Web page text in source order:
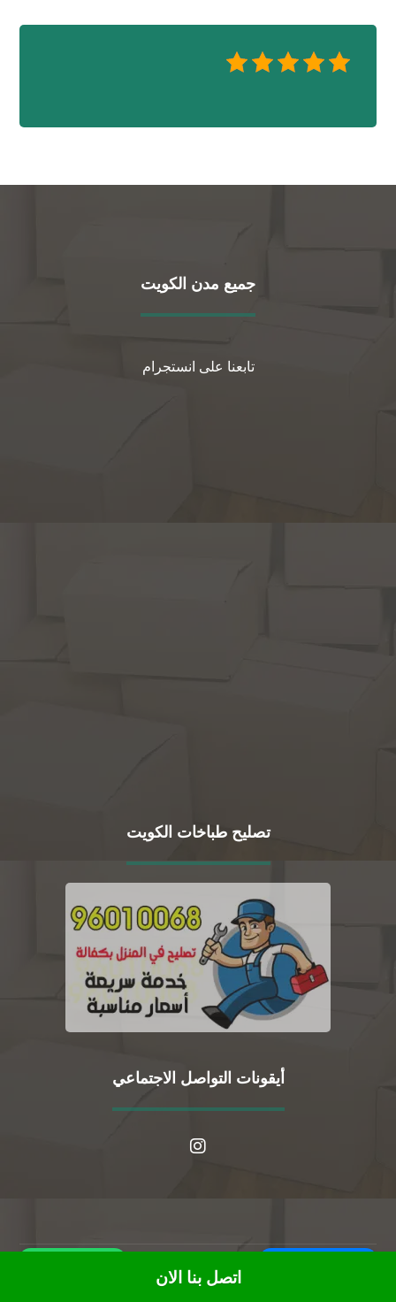
جميع مدن الكويت
تابعنا على انستجرام
تصليح طباخات الكويت
أيقونات التواصل الاجتماعي
© حقوق النشر 2026. جميع الحقوق محفوظة.اتصل بنا الان